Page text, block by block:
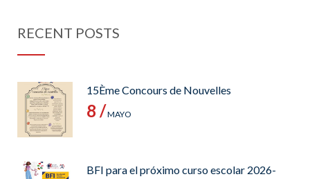
RECENT POSTS
15Ème Concours de Nouvelles
8 /MAYO
BFI para el próximo curso escolar 2026-